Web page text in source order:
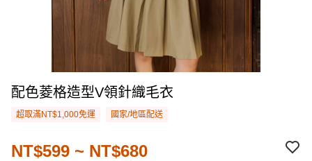
配色菱格造型V領針織毛衣
超取滿NT$1,000免運 國家/地區配送
NT$599 ~ NT$680